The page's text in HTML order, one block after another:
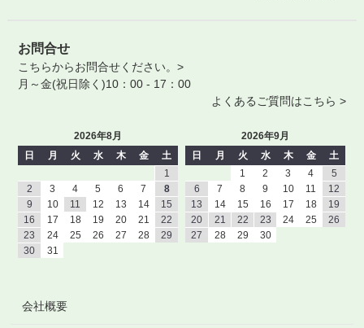
お問合せ
こちらからお問合せください。>
月～金(祝日除く)10：00 - 17：00
よくあるご質問はこちら >
2026年8月
日
月 火 水 木 金
土
1
2
3 4 5 6 7
8
9
10 11 12 13 14
15
16
17 18 19 20 21
22
23
24 25 26 27 28
29
30
31
2026年9月
日
月 火 水 木 金
土
1
2 3 4
5
6
7 8 9 10 11
12
13
14 15 16 17 18
19
20
21 22 23 24 25
26
27
28 29 30
会社概要